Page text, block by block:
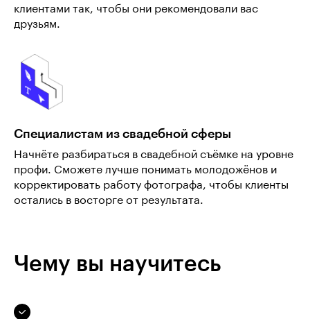
клиентами так, чтобы они рекомендовали вас
друзьям.
Специалистам из свадебной сферы
Начнёте разбираться в свадебной съёмке на уровне
профи. Сможете лучше понимать молодожёнов и
корректировать работу фотографа, чтобы клиенты
остались в восторге от результата.
Чему вы научитесь